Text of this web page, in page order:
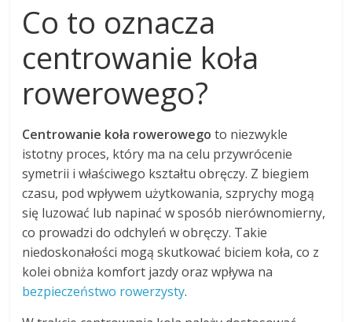
Co to oznacza
centrowanie koła
rowerowego?
Centrowanie koła rowerowego to niezwykle
istotny proces, który ma na celu przywrócenie
symetrii i właściwego kształtu obręczy. Z biegiem
czasu, pod wpływem użytkowania, szprychy mogą
się luzować lub napinać w sposób nierównomierny,
co prowadzi do odchyleń w obręczy. Takie
niedoskonałości mogą skutkować biciem koła, co z
kolei obniża komfort jazdy oraz wpływa na
bezpieczeństwo rowerzysty.